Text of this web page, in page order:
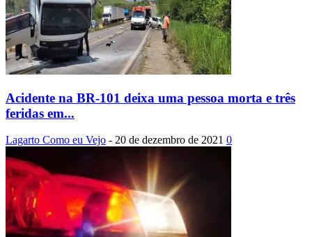
Acidente na BR-101 deixa uma pessoa morta e três
feridas em...
Lagarto Como eu Vejo - 20 de dezembro de 2021 0